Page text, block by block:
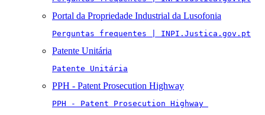
Portal da Propriedade Industrial da Lusofonia
Perguntas frequentes | INPI.Justica.gov.pt
Patente Unitária
Patente Unitária
PPH - Patent Prosecution Highway
PPH - Patent Prosecution Highway